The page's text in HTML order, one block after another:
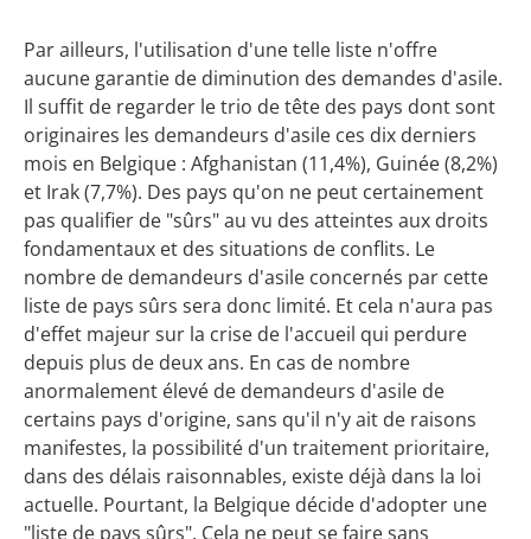
Par ailleurs, l'utilisation d'une telle liste n'offre
aucune garantie de diminution des demandes d'asile.
Il suffit de regarder le trio de tête des pays dont sont
originaires les demandeurs d'asile ces dix derniers
mois en Belgique : Afghanistan (11,4%), Guinée (8,2%)
et Irak (7,7%). Des pays qu'on ne peut certainement
pas qualifier de "sûrs" au vu des atteintes aux droits
fondamentaux et des situations de conflits. Le
nombre de demandeurs d'asile concernés par cette
liste de pays sûrs sera donc limité. Et cela n'aura pas
d'effet majeur sur la crise de l'accueil qui perdure
depuis plus de deux ans. En cas de nombre
anormalement élevé de demandeurs d'asile de
certains pays d'origine, sans qu'il n'y ait de raisons
manifestes, la possibilité d'un traitement prioritaire,
dans des délais raisonnables, existe déjà dans la loi
actuelle. Pourtant, la Belgique décide d'adopter une
"liste de pays sûrs". Cela ne peut se faire sans